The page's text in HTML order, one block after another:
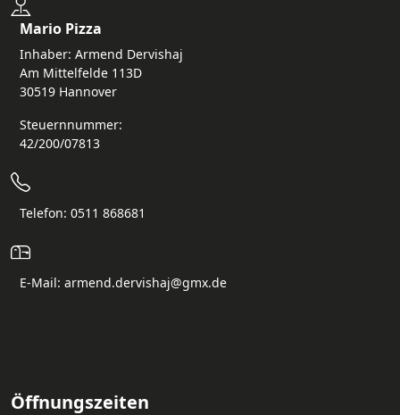
Mario Pizza
Inhaber: Armend Dervishaj
Am Mittelfelde 113D
30519 Hannover
Steuernnummer:
42/200/07813
Telefon: 0511 868681
E-Mail: armend.dervishaj@gmx.de
Öffnungszeiten